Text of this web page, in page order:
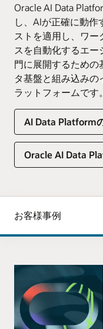
Oracle AI Data
し、AIが正確に動
ストを適用し、ワ
スを自動化するエ
門に展開するため
タ基盤と組み込みの
ラットフォームです。
AI Data Platform
Oracle AI Data